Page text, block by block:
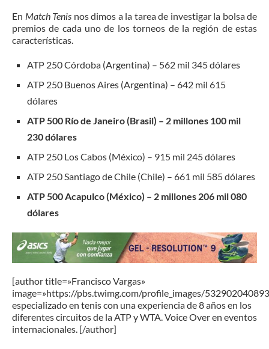
En Match Tenis nos dimos a la tarea de investigar la bolsa de
premios de cada uno de los torneos de la región de estas
características.
ATP 250 Córdoba (Argentina) – 562 mil 345 dólares
ATP 250 Buenos Aires (Argentina) – 642 mil 615
dólares
ATP 500 Río de Janeiro (Brasil) – 2 millones 100 mil
230 dólares
ATP 250 Los Cabos (México) – 915 mil 245 dólares
ATP 250 Santiago de Chile (Chile) – 661 mil 585 dólares
ATP 500 Acapulco (México) – 2 millones 206 mil 080
dólares
[author title=»Francisco Vargas»
image=»https://pbs.twimg.com/profile_images/
especializado en tenis con una experiencia de 8 años en los
diferentes circuitos de la ATP y WTA. Voice Over en eventos
internacionales. [/author]